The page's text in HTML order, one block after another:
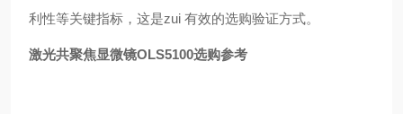
利性等关键指标，这是zui 有效的选购验证方式。
激光共聚焦显微镜OLS5100选购参考